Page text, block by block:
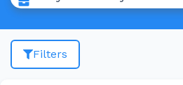
Filters